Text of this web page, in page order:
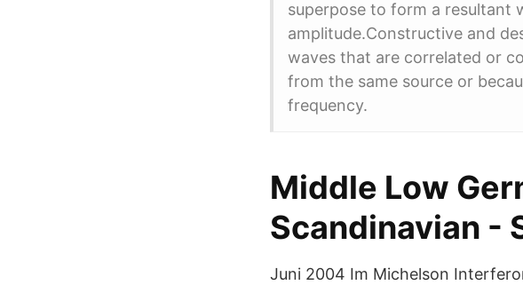
superpose to form a resultant
amplitude.Constructive and
waves that are correlated or
from the same source or
frequency.
Middle Low
Scandinavian -
Juni 2004 Im Michelson